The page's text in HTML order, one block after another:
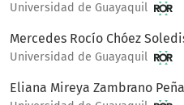
Universidad de Guayaquil
Mercedes Rocío Chóez
Universidad de Guayaquil
Eliana Mireya Zambrano